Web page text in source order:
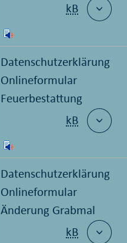
kB
Datenschutzerklärung
Onlineformular
Feuerbestattung
kB
Datenschutzerklärung
Onlineformular
Änderung Grabmal
kB